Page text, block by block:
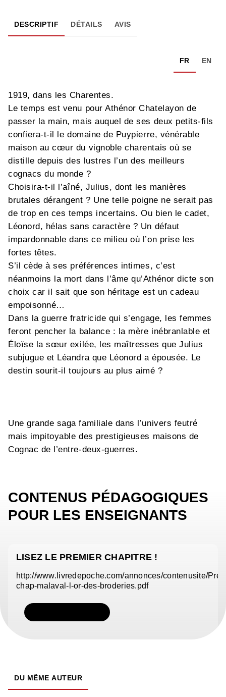
DESCRIPTIF DÉTAILS AVIS
FR EN
1919, dans les Charentes.
Le temps est venu pour Athénor Chatelayon de
passer la main, mais auquel de ses deux petits-fils
confiera-t-il le domaine de Puypierre, vénérable
maison au cœur du vignoble charentais où se
distille depuis des lustres l’un des meilleurs
cognacs du monde ?
Choisira-t-il l’aîné, Julius, dont les manières
brutales dérangent ? Une telle poigne ne serait pas
de trop en ces temps incertains. Ou bien le cadet,
Léonord, hélas sans caractère ? Un défaut
impardonnable dans ce milieu où l’on prise les
fortes têtes.
S’il cède à ses préférences intimes, c’est
néanmoins la mort dans l’âme qu’Athénor dicte son
choix car il sait que son héritage est un cadeau
empoisonné…
Dans la guerre fratricide qui s’engage, les femmes
feront pencher la balance : la mère inébranlable et
Éloïse la sœur exilée, les maîtresses que Julius
subjugue et Léandra que Léonord a épousée. Le
destin sourit-il toujours au plus aimé ?
Une grande saga familiale dans l’univers feutré
mais impitoyable des prestigieuses maisons de
Cognac de l’entre-deux-guerres.
CONTENUS PÉDAGOGIQUES
POUR LES ENSEIGNANTS
LISEZ LE PREMIER CHAPITRE !
http://www.livredepoche.com/annonces/contenusite/
chap-malaval-l-or-des-broderies.pdf
DU MÊME AUTEUR